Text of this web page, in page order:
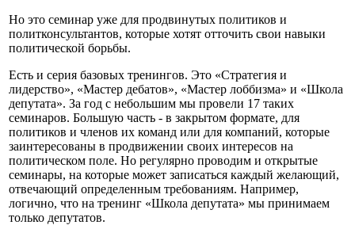
Но это семинар уже для продвинутых политиков и
политконсультантов, которые хотят отточить свои навыки
политической борьбы.
Есть и серия базовых тренингов. Это «Стратегия и
лидерство», «Мастер дебатов», «Мастер лоббизма» и «Школа
депутата». За год с небольшим мы провели 17 таких
семинаров. Большую часть - в закрытом формате, для
политиков и членов их команд или для компаний, которые
заинтересованы в продвижении своих интересов на
политическом поле. Но регулярно проводим и открытые
семинары, на которые может записаться каждый желающий,
отвечающий определенным требованиям. Например,
логично, что на тренинг «Школа депутата» мы принимаем
только депутатов.